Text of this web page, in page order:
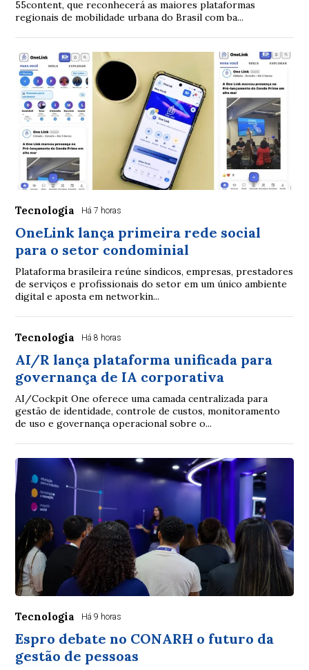
55content, que reconhecerá as maiores plataformas
regionais de mobilidade urbana do Brasil com ba...
Tecnologia Há 7 horas
OneLink lança primeira rede social
para o setor condominial
Plataforma brasileira reúne síndicos, empresas, prestadores
de serviços e profissionais do setor em um único ambiente
digital e aposta em networkin...
Tecnologia Há 8 horas
AI/R lança plataforma unificada para
governança de IA corporativa
AI/Cockpit One oferece uma camada centralizada para
gestão de identidade, controle de custos, monitoramento
de uso e governança operacional sobre o...
Tecnologia Há 9 horas
Espro debate no CONARH o futuro da
gestão de pessoas